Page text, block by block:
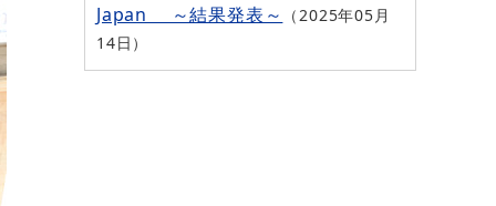
Japan ～結果発表～
2025年05月
14日